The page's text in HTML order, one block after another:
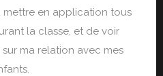
mettre en application tous
la classe, et de voir
ma relation avec mes